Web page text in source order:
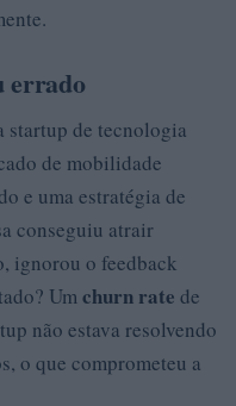
errado
startup de tecnologia
de mobilidade
e uma estratégia de
conseguiu atrair
ignorou o feedback
Umchurn rate de
não estava resolvendo
o que comprometeu a